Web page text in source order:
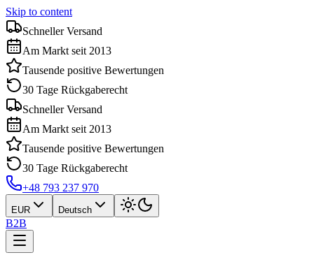
Skip to content
Schneller Versand
Am Markt seit 2013
Tausende positive Bewertungen
30 Tage Rückgaberecht
Schneller Versand
Am Markt seit 2013
Tausende positive Bewertungen
30 Tage Rückgaberecht
+48 793 237 970
EUR Deutsch
B2B